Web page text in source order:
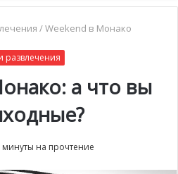
/Weekend в Монако
развлечения
а что вы
минуты на прочтение